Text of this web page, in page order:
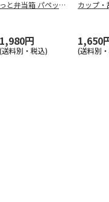
っと弁当箱 パペッ
1,980円
(送料別・税込)
カップ・
1,650
(送料別・